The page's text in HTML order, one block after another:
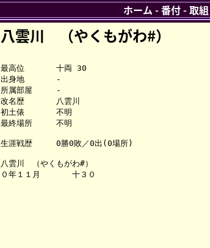
八雲川 （やくもがわ#）
最高位　　　　十両 30
出身地　　　　-
所属部屋　　　-
改名歴　　　　八雲川
初土俵　　　　不明
最終場所　　　不明
生涯戦歴　　　0勝0敗／0出(0場所)
八雲川　（やくもがわ#）
ホーム -番付-取組